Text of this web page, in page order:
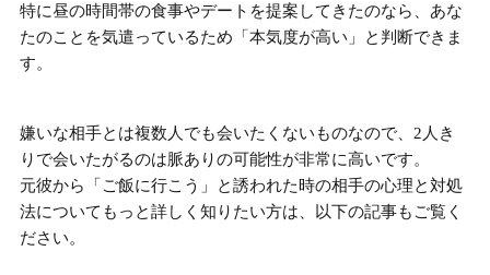
特に昼の時間帯の食事やデートを提案してきたのなら、あな
たのことを気遣っているため「本気度が高い」と判断できま
す。
嫌いな相手とは複数人でも会いたくないものなので、 2人き
りで会いたがるのは脈ありの可能性が非常に高いです。
元彼から「ご飯に行こう」と誘われた時の相手の心理と対処
法についてもっと詳しく知りたい方は、以下の記事もご覧く
ださい。